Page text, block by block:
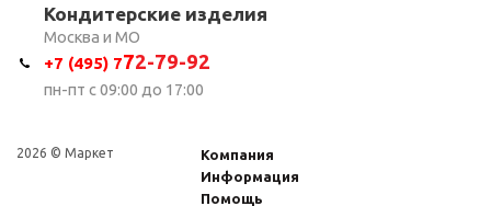
Кондитерские изделия
Москва и МО
+7 (495) 772-79-92
пн-пт с 09:00 до 17:00
2026 © Маркет
Компания
Информация
Помощь